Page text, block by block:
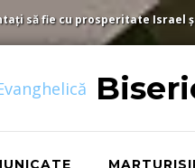
să fie cu prosperitate